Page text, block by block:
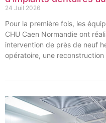
24 Juil 2026
Pour la première fois, les
CHU Caen Normandie ont
intervention de près de neuf
opératoire, une